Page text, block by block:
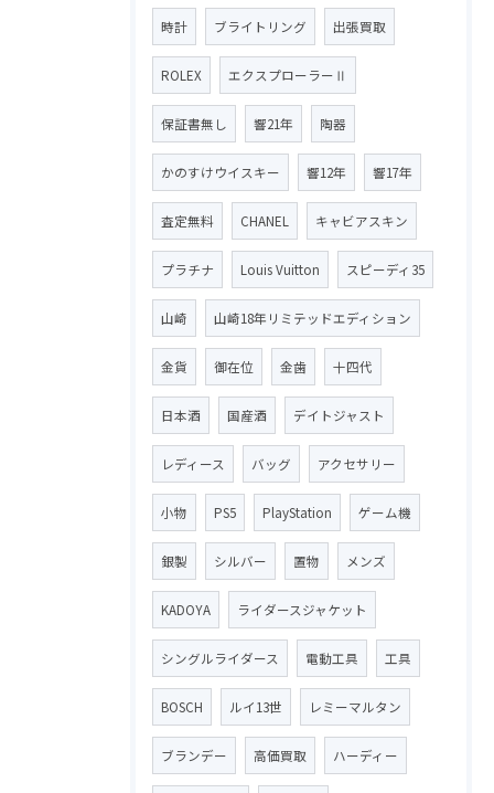
時計 ブライトリング 出張買取
ROLEX エクスプローラーⅡ
保証書無し 響21年 陶器
かのすけウイスキー 響12年 響17年
査定無料 CHANEL キャビアスキン
プラチナ Louis Vuitton スピーディ35
山崎 山崎18年リミテッドエディション
金貨 御在位 金歯 十四代
日本酒 国産酒 デイトジャスト
レディース バッグ アクセサリー
小物 PS5 PlayStation ゲーム機
銀製 シルバー 置物 メンズ
KADOYA ライダースジャケット
シングルライダース 電動工具 工具
BOSCH ルイ13世 レミーマルタン
ブランデー 高価買取 ハーディー